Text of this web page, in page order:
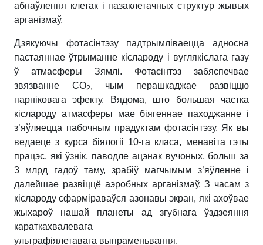
абнаўлення клетак і пазаклетачных структур жывых
арганізмаў.
Дзякуючы фотасінтэзу падтрымліваецца адносна
пастаяннае ўтрыманне кіслароду і вуглякіслага газу
ў атмасферы Зямлі. Фотасінтэз забяспечвае
звязванне СО2, чым перашкаджае развіццю
парніковага эфекту. Вядома, што большая частка
кіслароду атмасферы мае біягеннае паходжанне і
з’яўляецца пабочным прадуктам фотасінтэзу. Як вы
ведаеце з курса біялогіі 10-га класа, менавіта гэты
працэс, які ўзнік, паводле ацэнак вучоных, больш за
3 млрд гадоў таму, зрабіў магчымым з’яўленне і
далейшае развіццё аэробных арганізмаў. З часам з
кіслароду сфарміраваўся азонавы экран, які ахоўвае
жыхароў нашай планеты ад згубнага ўздзеяння
караткахвалевага
ультрафіялетавага выпраменьвання.